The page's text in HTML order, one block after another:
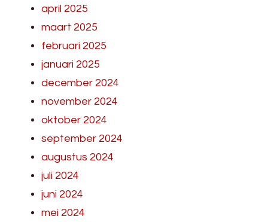
april 2025
maart 2025
februari 2025
januari 2025
december 2024
november 2024
oktober 2024
september 2024
augustus 2024
juli 2024
juni 2024
mei 2024